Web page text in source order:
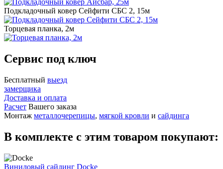
Подкладочный ковер Сейфити СБС 2, 15м
Торцевая планка, 2м
Сервис под ключ
Бесплатный выезд
замерщика
Доставка и оплата
Расчет Вашего заказа
Монтаж металлочерепицы, мягкой кровли и сайдинга
В комплекте с этим товаром покупают:
Виниловый сайдинг Docke